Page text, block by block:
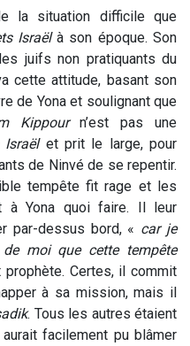
la situation difficile que
Israëlà son époque. Son
juifs non pratiquants du
cette attitude, basant son
de Yona et soulignant que
Kippourn’est pas une
Israëlet prit le large, pour
de Ninvé de se repentir.
tempête fit rage et les
à Yona quoi faire. Il leur
par-dessus bord, « car je
moi que cette tempête
prophète. Certes, il commit
à sa mission, mais il
. Tous les autres étaient
facilement pu blâmer